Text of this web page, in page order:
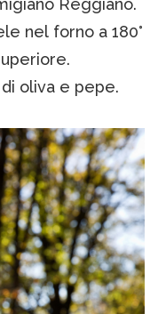
Reggiano.
nel forno a 180°
oliva e pepe.